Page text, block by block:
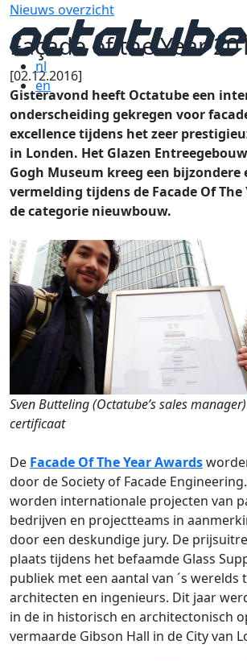
nl
en
Nieuws overzicht
Façade of the Year
[02.12.2016]
Gisteravond heeft Octatube een
onderscheiding gekregen voor
excellence tijdens het zeer
in Londen. Het Glazen
Gogh Museum kreeg een bijzondere
vermelding tijdens de Facade Of The
de categorie nieuwbouw.
Sven Butteling (Octatube’s sales
certificaat
De Facade Of The Year Awards
door de Society of Facade
worden internationale projecten van
bedrijven en projectteams in
door een deskundige jury. De
plaats tijdens het befaamde Glass
publiek met een aantal van ´s werelds
architecten en ingenieurs. Dit jaar
in de in historisch en architectonisch
vermaarde Gibson Hall in de City van